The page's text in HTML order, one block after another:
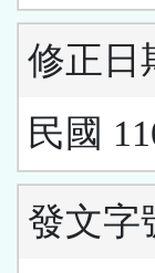
修正日
民國
發文字